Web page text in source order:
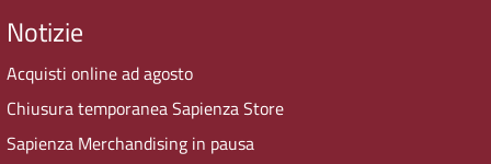
Notizie
Acquisti online ad agosto
Chiusura temporanea Sapienza Store
Sapienza Merchandising in pausa